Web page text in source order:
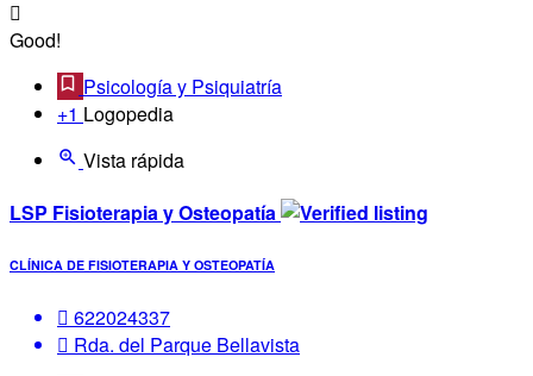
Good!
Psicología y Psiquiatría
+1 Logopedia
Vista rápida
LSP Fisioterapia y Osteopatía
CLÍNICA DE FISIOTERAPIA Y OSTEOPATÍA
622024337
Rda. del Parque Bellavista